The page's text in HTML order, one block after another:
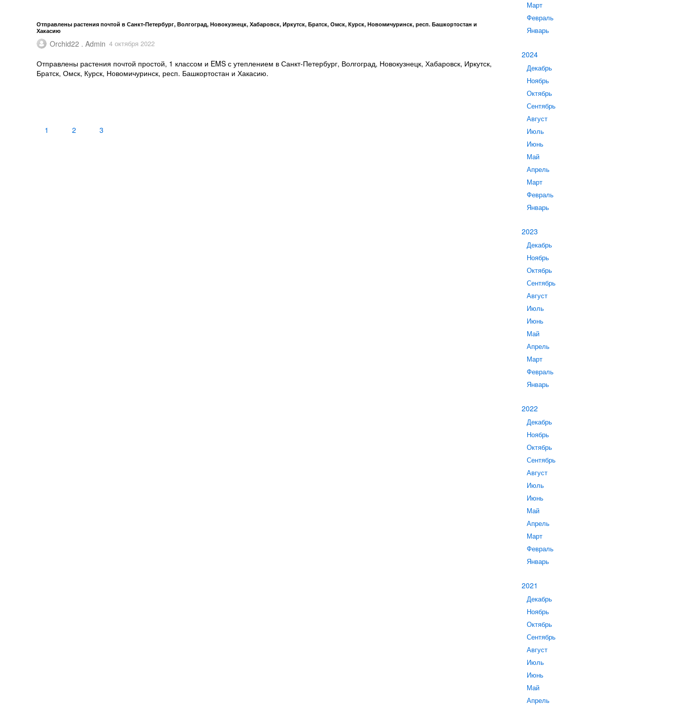
Март
Февраль
Январь
2024
Декабрь
Ноябрь
Октябрь
Сентябрь
Август
Июль
Июнь
Май
Апрель
Март
Февраль
Январь
2023
Декабрь
Ноябрь
Октябрь
Сентябрь
Август
Июль
Июнь
Май
Апрель
Март
Февраль
Январь
2022
Декабрь
Ноябрь
Октябрь
Сентябрь
Август
Июль
Июнь
Май
Апрель
Март
Февраль
Январь
2021
Декабрь
Ноябрь
Октябрь
Сентябрь
Август
Июль
Июнь
Май
Апрель
Отправлены растения почтой в Санкт-Петербург, Волгоград, Новокузнецк, Хабаровск, Иркутск, Братск, Омск, Курск, Новомичуринск, респ. Башкортостан и
Хакасию
Orchid22 . Admin 4 октября 2022
Отправлены растения почтой простой, 1 классом и EMS с утеплением в Санкт-Петербург, Волгоград, Новокузнецк, Хабаровск, Иркутск,
Братск, Омск, Курск, Новомичуринск, респ. Башкортостан и Хакасию.
1 2 3